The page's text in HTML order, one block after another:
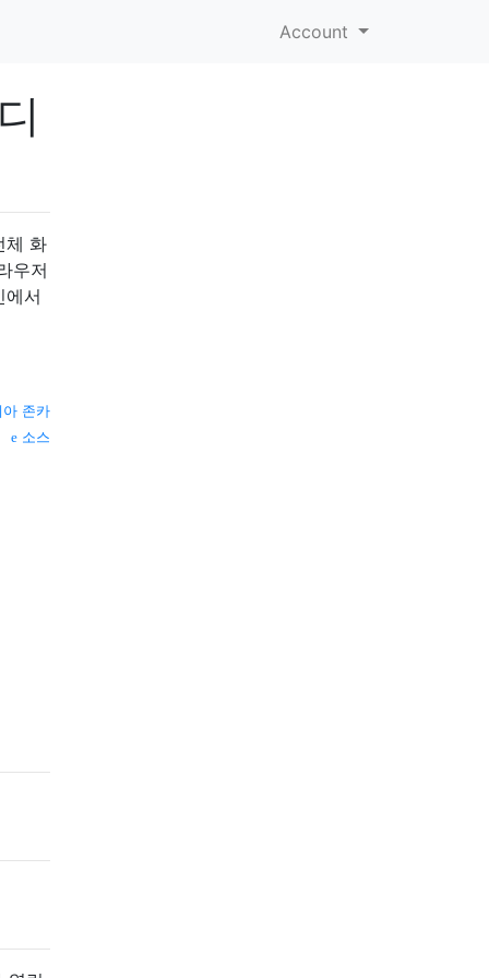
Account
체 화
우저
서
아 존카
소스